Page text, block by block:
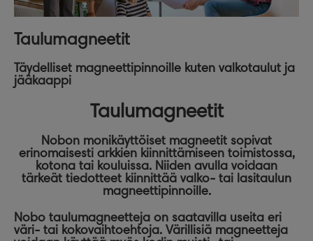
Taulumagneetit
Täydelliset magneettipinnoille kuten valkotaulut ja
jääkaappi
Taulumagneetit
Nobon monikäyttöiset magneetit sopivat
erinomaisesti arkkien kiinnittämiseen toimistossa,
kotona tai kouluissa. Niiden avulla voidaan
tärkeät tiedotteet kiinnittää valko- tai lasitaulun
magneettipinnoille.
Nobo taulumagneetteja on saatavilla useita eri
väri- tai kokovaihtoehtoja. Värillisiä magneetteja